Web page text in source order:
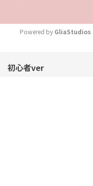
Powered by GliaStudios
初心者ver